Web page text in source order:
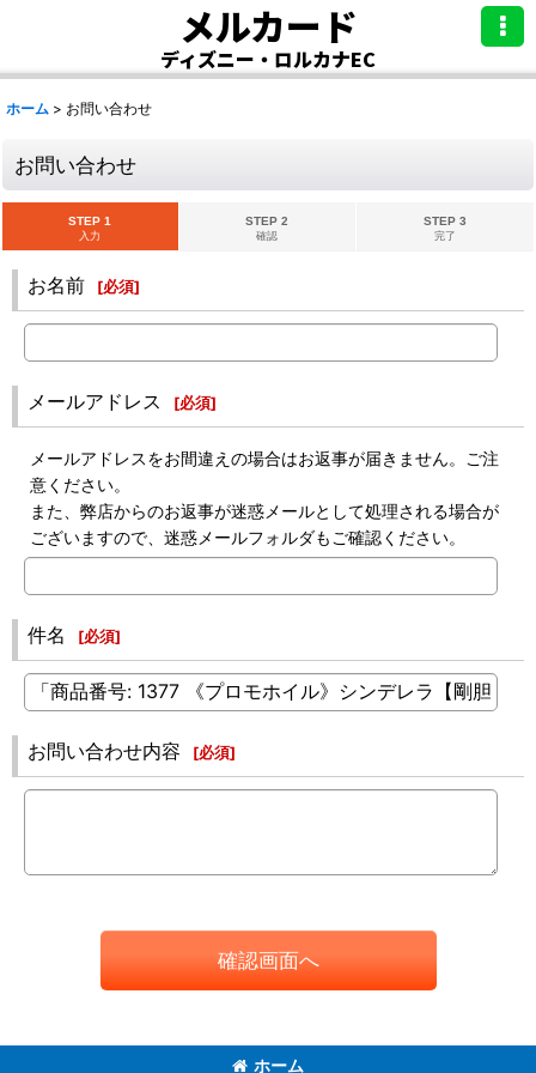
メルカード
ディズニー・ロルカナEC
ホーム > お問い合わせ
お問い合わせ
STEP 1
入力
STEP 2
確認
STEP 3
完了
お名前 [必須]
メールアドレス [必須]
メールアドレスをお間違えの場合はお返事が届きません。ご注
意ください。
また、弊店からのお返事が迷惑メールとして処理される場合が
ございますので、迷惑メールフォルダもご確認ください。
件名 [必須]
お問い合わせ内容 [必須]
確認画面へ
ホーム